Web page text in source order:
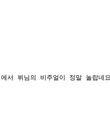
서 뷔님의 비주얼이 정말 놀랍네